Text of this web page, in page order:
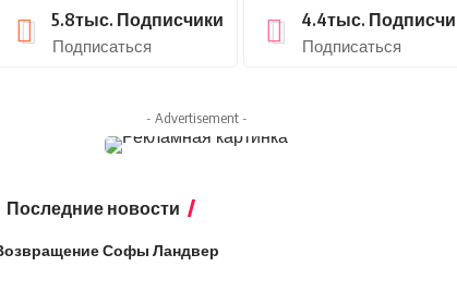
5.8тыс. Подписчики
Подписаться
4.4тыс.
Подписаться
- Advertisement -
Последние новости
Софы Ландвер